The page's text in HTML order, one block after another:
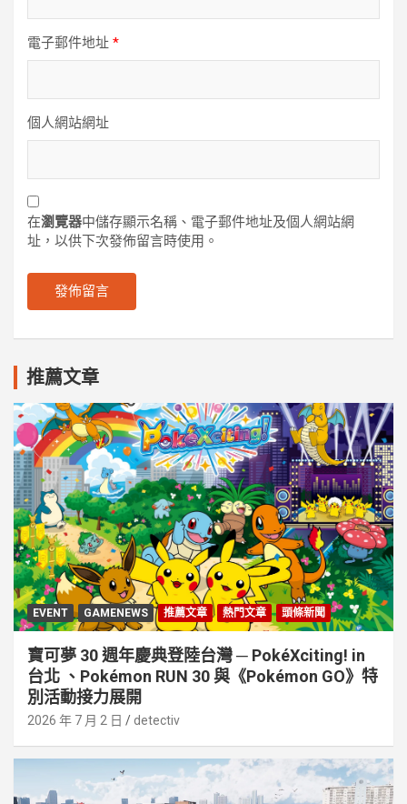
電子郵件地址 *
個人網站網址
在瀏覽器中儲存顯示名稱、電子郵件地址及個人網站網
址，以供下次發佈留言時使用。
推薦文章
EVENT GAMENEWS 推薦文章 熱門文章 頭條新聞
寶可夢 30 週年慶典登陸台灣 ─ PokéXciting! in
台北 、Pokémon RUN 30 與《Pokémon GO》特
別活動接⼒展開
2026 年 7 月 2 日 detectiv